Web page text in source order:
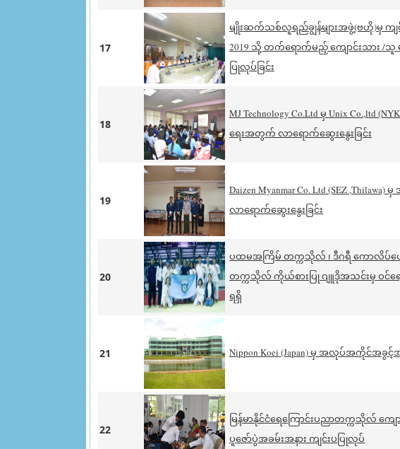
17
မျိုးဆက်သစ်လူရည်ချွန်များအဖွဲ့(ဗဟို)မှ ကျင်းပ
2019 သို့ တက်ရောက်မည့် ကျောင်းသား /သူ
ပြုလုပ်ခြင်း
18
MJ Technology Co.Ltd မှ Unix
ရေးအတွက် လာရောက်ဆွေးနွေးခြင်း
19
Daizen Myanmar Co. Ltd (SEZ
လာရောက်ဆွေးနွေးခြင်း
20
ပထမအကြိမ် တက္ကသိုလ် ၊ ဒီဂရီ ကောလိပ်ပေါ
တက္ကသိုလ် ကိုယ်စားပြု ဂျူဒိုအသင်းမှ ဝင်ရောက်
ရရှိ
21 Nippon Koei (Japan) မှ အလုပ်အကိုင်အခွ
22
မြန်မာနိုင်ငံရေကြောင်းပညာတက္ကသိုလ် ကျေ
ပူဇော်ပွဲအခမ်းအနား ကျင်းပပြုလုပ်